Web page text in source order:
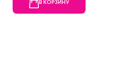
В КОРЗИНУ